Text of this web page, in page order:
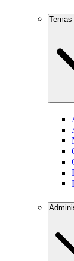
Temas